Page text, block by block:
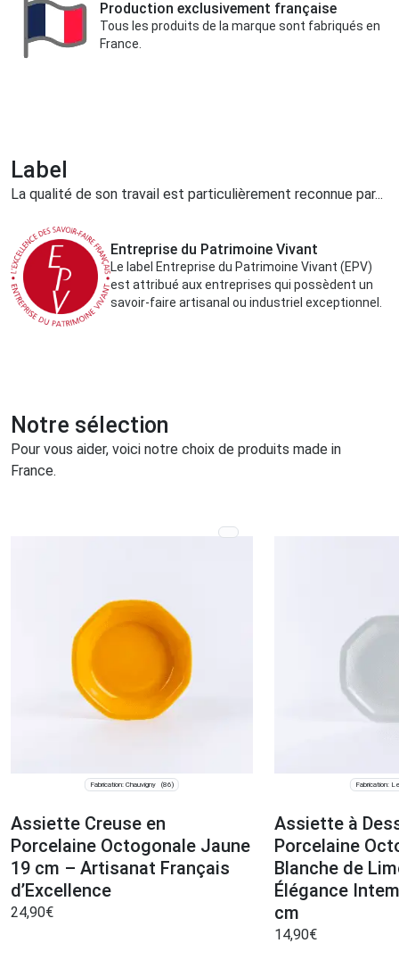
Production exclusivement française
Tous les produits de la marque sont fabriqués en
France.
Label
La qualité de son travail est particulièrement reconnue par...
Entreprise du Patrimoine Vivant
Le label Entreprise du Patrimoine Vivant (EPV)
est attribué aux entreprises qui possèdent un
savoir-faire artisanal ou industriel exceptionnel.
Notre sélection
Pour vous aider, voici notre choix de produits made in
France.
Fabrication: Chauvigny (86)
Assiette Creuse en
Porcelaine Octogonale Jaune
19 cm – Artisanat Français
d’Excellence
24,90€
Fabrication:
Assiette à
Porcelaine
Blanche de
Élégance
cm
14,90€